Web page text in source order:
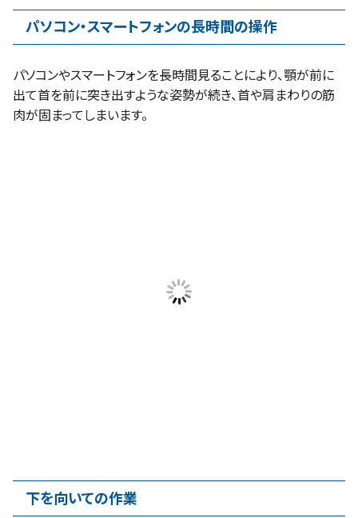
パソコン・スマートフォンの長時間の操作
パソコンやスマートフォンを長時間見ることにより、顎が前に
出て首を前に突き出すような姿勢が続き、首や肩まわりの筋
肉が固まってしまいます。
下を向いての作業